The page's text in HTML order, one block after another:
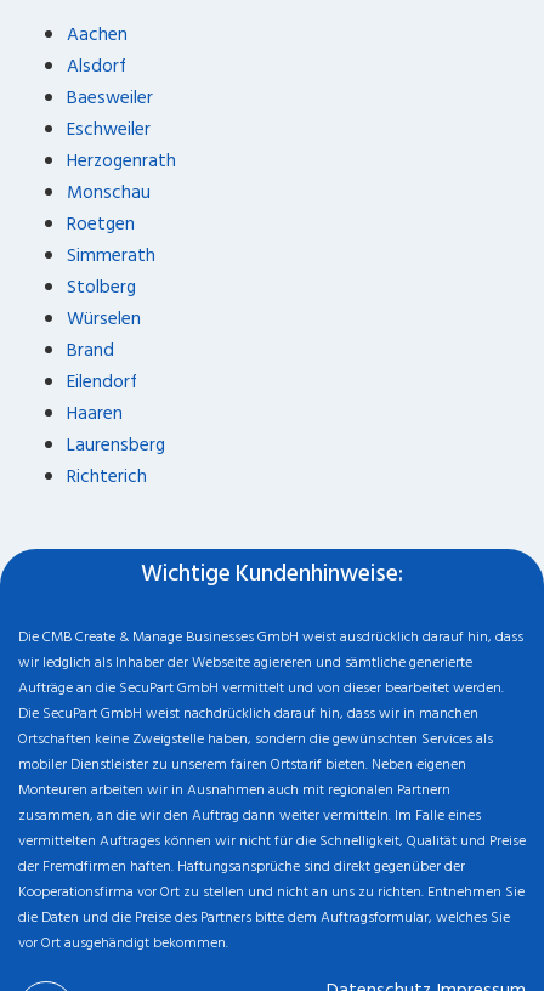
Aachen
Alsdorf
Baesweiler
Eschweiler
Herzogenrath
Monschau
Roetgen
Simmerath
Stolberg
Würselen
Brand
Eilendorf
Haaren
Laurensberg
Richterich
Wichtige Kundenhinweise:
Die CMB Create & Manage Businesses GmbH weist ausdrücklich darauf hin, dass
wir ledglich als Inhaber der Webseite agiereren und sämtliche generierte
Aufträge an die SecuPart GmbH vermittelt und von dieser bearbeitet werden.
Die SecuPart GmbH weist nachdrücklich darauf hin, dass wir in manchen
Ortschaften keine Zweigstelle haben, sondern die gewünschten Services als
mobiler Dienstleister zu unserem fairen Ortstarif bieten. Neben eigenen
Monteuren arbeiten wir in Ausnahmen auch mit regionalen Partnern
zusammen, an die wir den Auftrag dann weiter vermitteln. Im Falle eines
vermittelten Auftrages können wir nicht für die Schnelligkeit, Qualität und Preise
der Fremdfirmen haften. Haftungsansprüche sind direkt gegenüber der
Kooperationsfirma vor Ort zu stellen und nicht an uns zu richten. Entnehmen Sie
die Daten und die Preise des Partners bitte dem Auftragsformular, welches Sie
vor Ort ausgehändigt bekommen.